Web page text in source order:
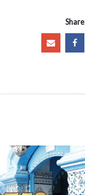
Share